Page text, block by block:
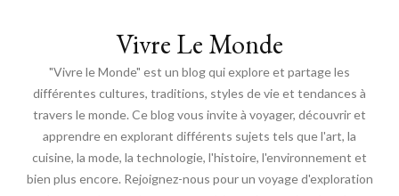
Vivre Le Monde
"Vivre le Monde" est un blog qui explore et partage les
différentes cultures, traditions, styles de vie et tendances à
travers le monde. Ce blog vous invite à voyager, découvrir et
apprendre en explorant différents sujets tels que l'art, la
cuisine, la mode, la technologie, l'histoire, l'environnement et
bien plus encore. Rejoignez-nous pour un voyage d'exploration